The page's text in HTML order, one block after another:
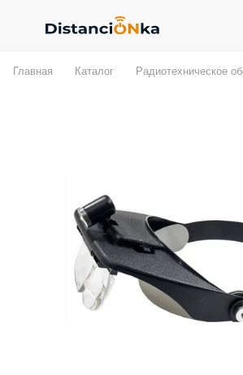
Главная Каталог Радиотехническое